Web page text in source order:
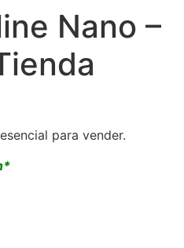
Nano –
para vender.